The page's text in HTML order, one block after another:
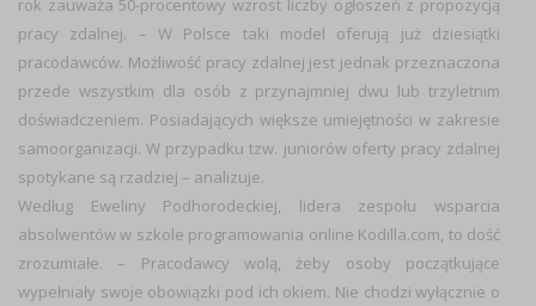
rok zauważa 50-procentowy wzrost liczby ogłoszeń z propozycją
pracy zdalnej. – W Polsce taki model oferują już dziesiątki
pracodawców. Możliwość pracy zdalnej jest jednak przeznaczona
przede wszystkim dla osób z przynajmniej dwu lub trzyletnim
doświadczeniem. Posiadających większe umiejętności w zakresie
samoorganizacji. W przypadku tzw. juniorów oferty pracy zdalnej
spotykane są rzadziej – analizuje.
Według Eweliny Podhorodeckiej, lidera zespołu wsparcia
absolwentów w szkole programowania online Kodilla.com, to dość
zrozumiałe. – Pracodawcy wolą, żeby osoby początkujące
wypełniały swoje obowiązki pod ich okiem. Nie chodzi wyłącznie o